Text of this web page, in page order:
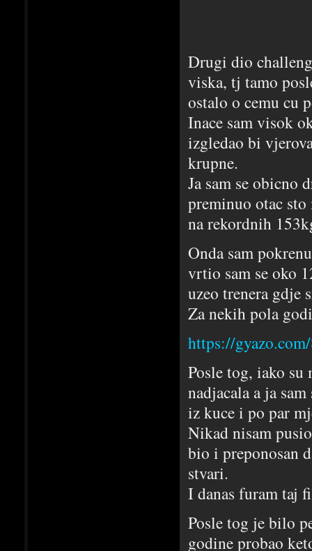
Drugi dio
viska, tj tamo
ostalo o cemu cu
Inace sam visok
izgledao bi
krupne.
Ja sam se obicno
preminuo otac
na rekordnih
Onda sam
vrtio sam se oko
uzeo trenera gdje
Za nekih pola
https://
Posle tog, iako su
nadjacala a ja
iz kuce i po par
Nikad nisam
bio i preponosan
stvari.
I danas furam taj
Posle tog je bilo
godine probao